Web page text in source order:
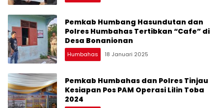
Pemkab Humbang Hasundutan dan
Polres Humbahas Tertibkan “Cafe” di
Desa Bonanionan
Humbahas 18 Januari 2025
Pemkab Humbahas dan Polres Tinjau
Kesiapan Pos PAM Operasi Lilin Toba
2024